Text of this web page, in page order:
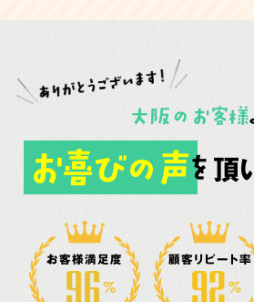
大阪 の お客様
お喜びの声を 頂
お客様満足度 顧客リピート率